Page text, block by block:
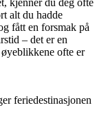
alt du hadde
fått en forsmak på
– det er en
øyeblikkene ofte er
feriedestinasjonen